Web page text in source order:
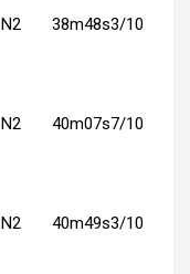
N2 38m48s3/10
N2 40m07s7/10
N2 40m49s3/10